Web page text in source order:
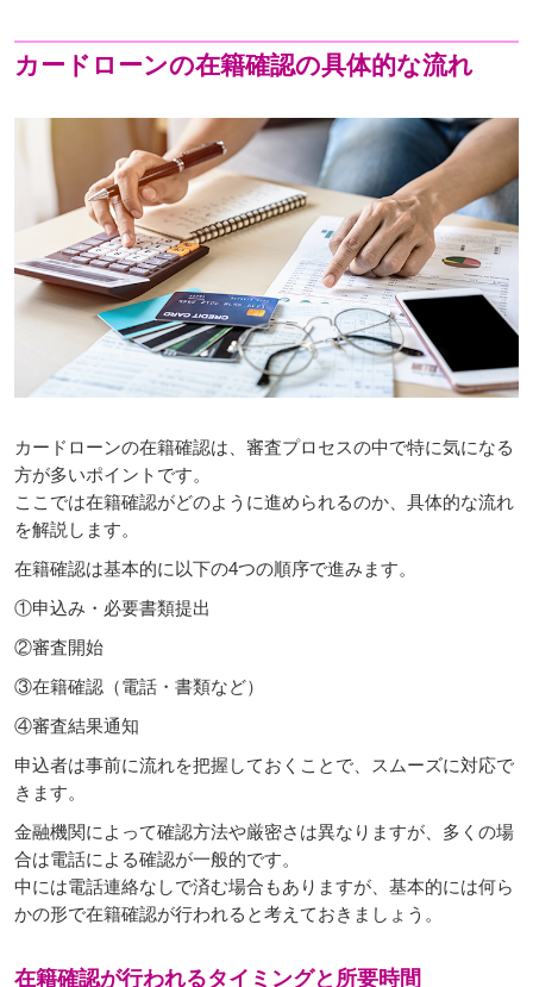
カードローンの在籍確認の具体的な流れ
カードローンの在籍確認は、審査プロセスの中で特に気になる
方が多いポイントです。
ここでは在籍確認がどのように進められるのか、具体的な流れ
を解説します。
在籍確認は基本的に以下の4つの順序で進みます。
①申込み・必要書類提出
②審査開始
③在籍確認（電話・書類など）
④審査結果通知
申込者は事前に流れを把握しておくことで、スムーズに対応で
きます。
金融機関によって確認方法や厳密さは異なりますが、多くの場
合は電話による確認が一般的です。
中には電話連絡なしで済む場合もありますが、基本的には何ら
かの形で在籍確認が行われると考えておきましょう。
在籍確認が行われるタイミングと所要時間